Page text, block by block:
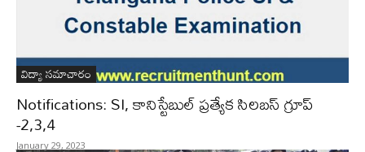
విద్యా సమాచారం
Notifications: SI, కానిస్టేబుల్ ప్రత్యేక సిలబస్ గ్రూప్
-2,3,4
January 29, 2023